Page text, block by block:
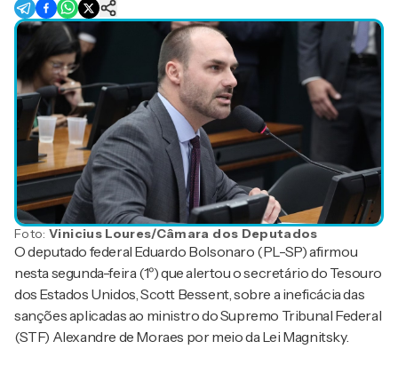
Foto:Vinicius Loures/Câmara dos Deputados
O deputado federal Eduardo Bolsonaro (PL-SP) afirmou
nesta segunda-feira (1º) que alertou o secretário do Tesouro
dos Estados Unidos, Scott Bessent, sobre a ineficácia das
sanções aplicadas ao ministro do Supremo Tribunal Federal
(STF) Alexandre de Moraes por meio da Lei Magnitsky.